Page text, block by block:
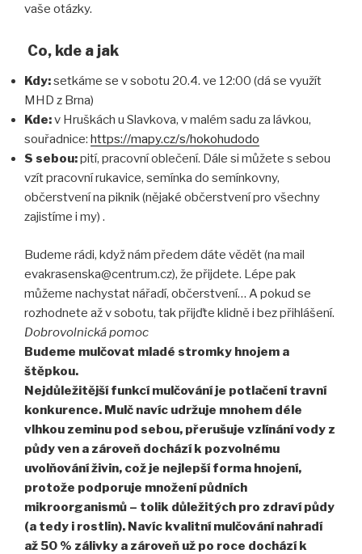
vaše otázky.
Co, kde a jak
Kdy:setkáme se v sobotu 20.4. ve 12:00 (dá se využít
MHD z Brna)
Kde:v Hruškách u Slavkova, v malém sadu za lávkou,
souřadnice: https://mapy.cz/s/hokohudodo
S sebou:pití, pracovní oblečení. Dále si můžete s sebou
vzít pracovní rukavice, semínka do semínkovny,
občerstvení na piknik (nějaké občerstvení pro všechny
zajistíme i my) .
Budeme rádi, když nám předem dáte vědět (na mail
evakrasenska@centrum.cz), že přijdete. Lépe pak
můžeme nachystat nářadí, občerstvení… A pokud se
rozhodnete až v sobotu, tak přijďte klidně i bez přihlášení.
Dobrovolnická pomoc
Budeme mulčovat mladé stromky hnojem a
štěpkou.
Nejdůležitější funkcí mulčování je potlačení travní
konkurence. Mulč navíc udržuje mnohem déle
vlhkou zeminu pod sebou, přerušuje vzlínání vody z
půdy ven a zároveň dochází k pozvolnému
uvolňování živin, což je nejlepší forma hnojení,
protože podporuje množení půdních
mikroorganismů – tolik důležitých pro zdraví půdy
(a tedy i rostlin). Navíc kvalitní mulčování nahradí
až 50 % zálivky a zároveň už po roce dochází k